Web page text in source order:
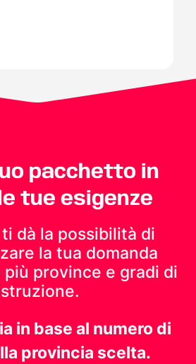
pacchetto in
tue esigenze
dà la possibilità di
la tua domanda
province e gradi di
in base al numero di
provincia scelta.